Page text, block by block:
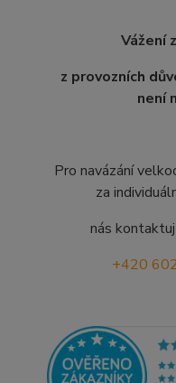
Vážení
z provozních
není
Pro navázání
za
nás
+420